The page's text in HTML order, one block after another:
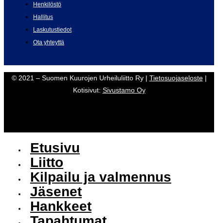
Henkilöstö
Hallitus
Laskutustiedot
Ota yhteyttä
© 2021 – Suomen Kuurojen Urheiluliitto Ry | Tietosuojaseloste|
Kotisivut: Sivustamo Oy
Etusivu
Liitto
Kilpailu ja valmennus
Jäsenet
Hankkeet